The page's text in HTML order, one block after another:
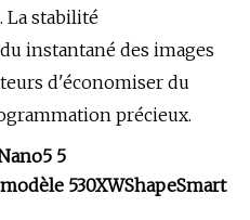
La stabilité
instantané des images
d'économiser du
précieux.
5
530XWShapeSmart